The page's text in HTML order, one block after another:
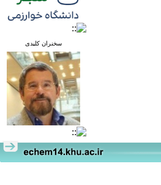
سخنران کلیدی
Professor Joseph Wang
University of California,
San Diego